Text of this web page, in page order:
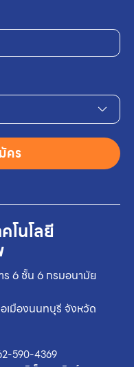
โนโลยี
6 ชั้น 6 กรมอนามัย
เมืองนนทบุรี จังหวัด
590-4369
คร